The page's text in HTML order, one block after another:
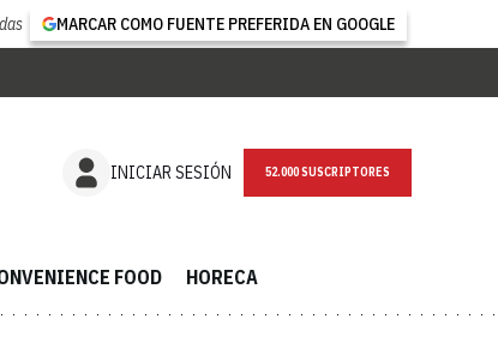
MARCAR COMO FUENTE PREFERIDA EN GOOGLE
INICIAR SESIÓN NEWSLETTER
FOOD HORECA